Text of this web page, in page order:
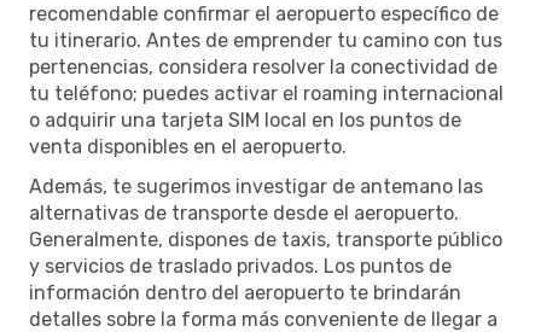
recomendable confirmar el aeropuerto específico de
tu itinerario. Antes de emprender tu camino con tus
pertenencias, considera resolver la conectividad de
tu teléfono; puedes activar el roaming internacional
o adquirir una tarjeta SIM local en los puntos de
venta disponibles en el aeropuerto.
Además, te sugerimos investigar de antemano las
alternativas de transporte desde el aeropuerto.
Generalmente, dispones de taxis, transporte público
y servicios de traslado privados. Los puntos de
información dentro del aeropuerto te brindarán
detalles sobre la forma más conveniente de llegar a